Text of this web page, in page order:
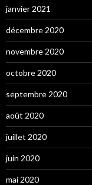
janvier 2021
décembre 2020
novembre 2020
octobre 2020
septembre 2020
août 2020
juillet 2020
juin 2020
mai 2020